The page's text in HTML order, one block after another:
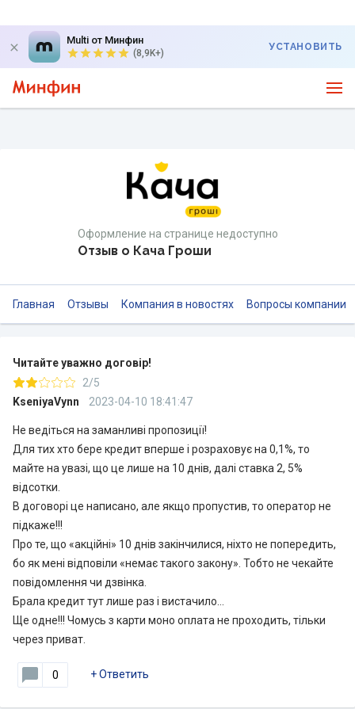
Multi от Минфин
(8,9K+)
УСТАНОВИТЬ
Оформление на странице недоступно
Отзыв о Кача Гроши
Главная Отзывы Компания в новостях Вопросы компании
Читайте уважно договір!
2/5
KseniyaVynn
2023-04-10 18:41:47
Не ведіться на заманливі пропозиції!
Для тих хто бере кредит вперше і розраховує на 0,1%, то
майте на увазі, що це лише на 10 днів, далі ставка 2, 5%
відсотки.
В договорі це написано, але якщо пропустив, то оператор не
підкаже!!!
Про те, що «акційні» 10 днів закінчилися, ніхто не попередить,
бо як мені відповіли «немає такого закону». Тобто не чекайте
повідомлення чи дзвінка.
Брала кредит тут лише раз і вистачило…
Ще одне!!! Чомусь з карти моно оплата не проходить, тільки
через приват.
0 +Ответить